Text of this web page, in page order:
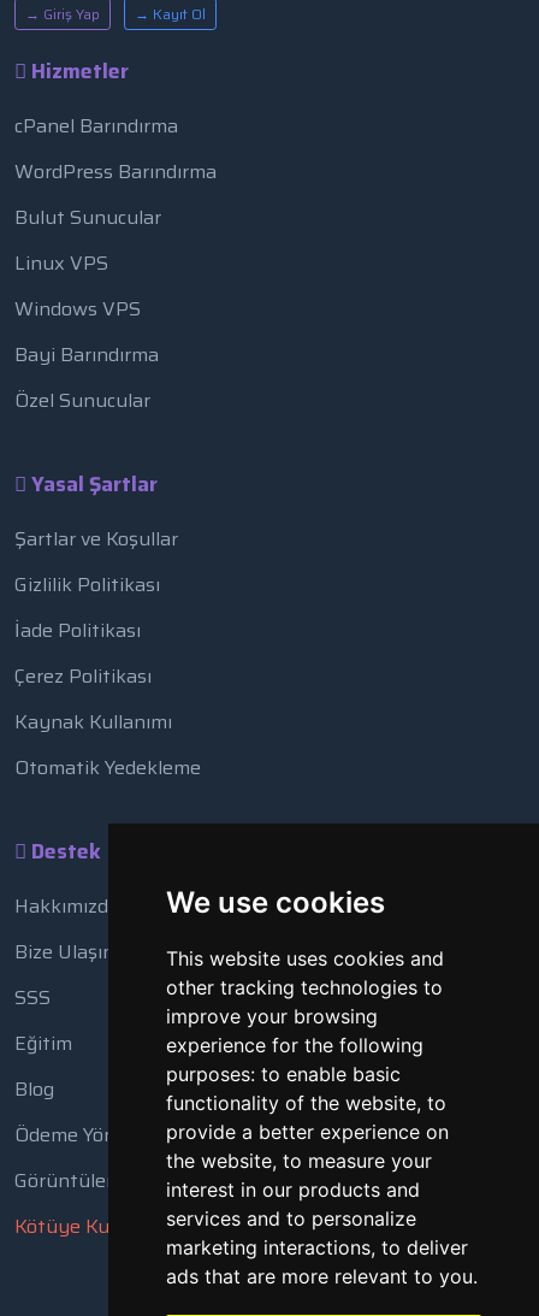
We use cookies
This website uses cookies and
other tracking technologies to
improve your browsing
experience for the following
purposes: to enable basic
functionality of the website, to
provide a better experience on
the website, to measure your
interest in our products and
services and to personalize
marketing interactions, to deliver
ads that are more relevant to you.
→ Giriş Yap → Kayıt Ol
Hizmetler
cPanel Barındırma
WordPress Barındırma
Bulut Sunucular
Linux VPS
Windows VPS
Bayi Barındırma
Özel Sunucular
Yasal Şartlar
Şartlar ve Koşullar
Gizlilik Politikası
İade Politikası
Çerez Politikası
Kaynak Kullanımı
Otomatik Yedekleme
Destek
Hakkımızda
Bize Ulaşın
SSS
Eğitim
Blog
Ödeme Yöntemleri
Görüntüleme Aracı
Kötüye Kullanım Bildir